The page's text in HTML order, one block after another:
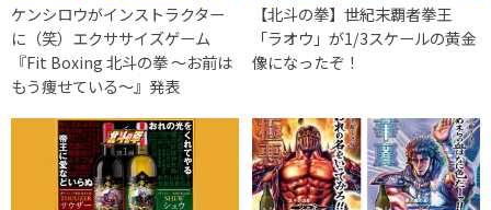
ケンシロウがインストラクター
に（笑）エクササイズゲーム
『Fit Boxing 北斗の拳 ～お前は
もう痩せている～』発表
【北斗の拳】世紀末覇者拳王
「ラオウ」が1/3スケールの黄金
像になったぞ！